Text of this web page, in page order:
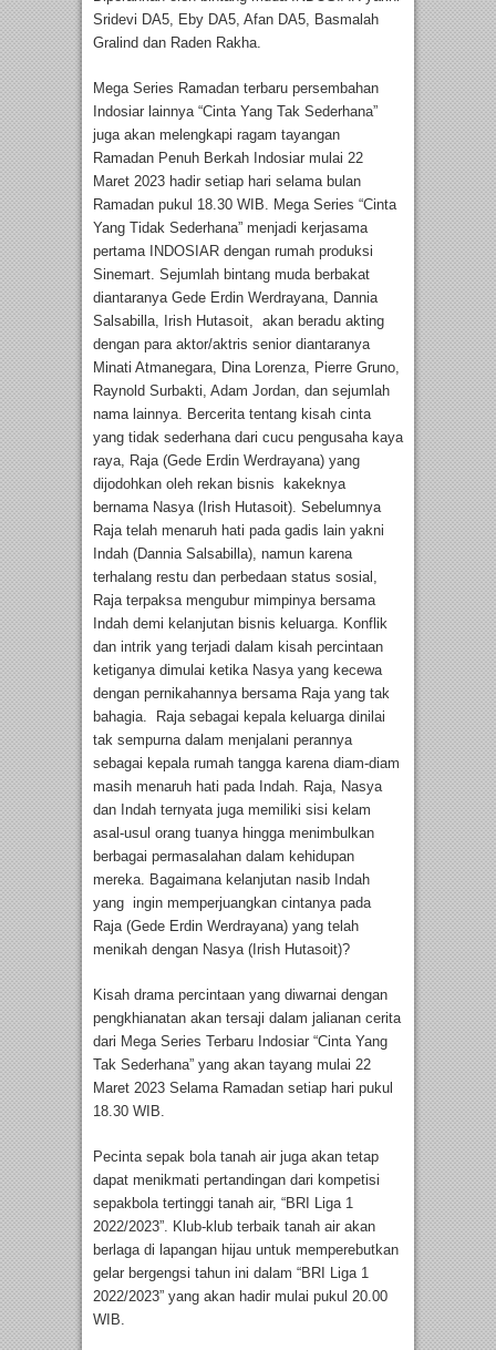
Sridevi DA5, Eby DA5, Afan DA5, Basmalah
Gralind dan Raden Rakha.
Mega Series Ramadan terbaru persembahan
Indosiar lainnya “Cinta Yang Tak Sederhana”
juga akan melengkapi ragam tayangan
Ramadan Penuh Berkah Indosiar mulai 22
Maret 2023 hadir setiap hari selama bulan
Ramadan pukul 18.30 WIB. Mega Series “Cinta
Yang Tidak Sederhana” menjadi kerjasama
pertama INDOSIAR dengan rumah produksi
Sinemart. Sejumlah bintang muda berbakat
diantaranya Gede Erdin Werdrayana, Dannia
Salsabilla, Irish Hutasoit, akan beradu akting
dengan para aktor/aktris senior diantaranya
Minati Atmanegara, Dina Lorenza, Pierre Gruno,
Raynold Surbakti, Adam Jordan, dan sejumlah
nama lainnya. Bercerita tentang kisah cinta
yang tidak sederhana dari cucu pengusaha kaya
raya, Raja (Gede Erdin Werdrayana) yang
dijodohkan oleh rekan bisnis kakeknya
bernama Nasya (Irish Hutasoit). Sebelumnya
Raja telah menaruh hati pada gadis lain yakni
Indah (Dannia Salsabilla), namun karena
terhalang restu dan perbedaan status sosial,
Raja terpaksa mengubur mimpinya bersama
Indah demi kelanjutan bisnis keluarga. Konflik
dan intrik yang terjadi dalam kisah percintaan
ketiganya dimulai ketika Nasya yang kecewa
dengan pernikahannya bersama Raja yang tak
bahagia. Raja sebagai kepala keluarga dinilai
tak sempurna dalam menjalani perannya
sebagai kepala rumah tangga karena diam-diam
masih menaruh hati pada Indah. Raja, Nasya
dan Indah ternyata juga memiliki sisi kelam
asal-usul orang tuanya hingga menimbulkan
berbagai permasalahan dalam kehidupan
mereka. Bagaimana kelanjutan nasib Indah
yang ingin memperjuangkan cintanya pada
Raja (Gede Erdin Werdrayana) yang telah
menikah dengan Nasya (Irish Hutasoit)?
Kisah drama percintaan yang diwarnai dengan
pengkhianatan akan tersaji dalam jalianan cerita
dari Mega Series Terbaru Indosiar “Cinta Yang
Tak Sederhana” yang akan tayang mulai 22
Maret 2023 Selama Ramadan setiap hari pukul
18.30 WIB.
Pecinta sepak bola tanah air juga akan tetap
dapat menikmati pertandingan dari kompetisi
sepakbola tertinggi tanah air, “BRI Liga 1
2022/2023”. Klub-klub terbaik tanah air akan
berlaga di lapangan hijau untuk memperebutkan
gelar bergengsi tahun ini dalam “BRI Liga 1
2022/2023” yang akan hadir mulai pukul 20.00
WIB.